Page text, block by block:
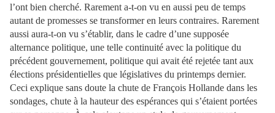
l’ont bien cherché. Rarement a-t-on vu en aussi peu de temps
autant de promesses se transformer en leurs contraires. Rarement
aussi aura-t-on vu s’établir, dans le cadre d’une supposée
alternance politique, une telle continuité avec la politique du
précédent gouvernement, politique qui avait été rejetée tant aux
élections présidentielles que législatives du printemps dernier.
Ceci explique sans doute la chute de François Hollande dans les
sondages, chute à la hauteur des espérances qui s’étaient portées